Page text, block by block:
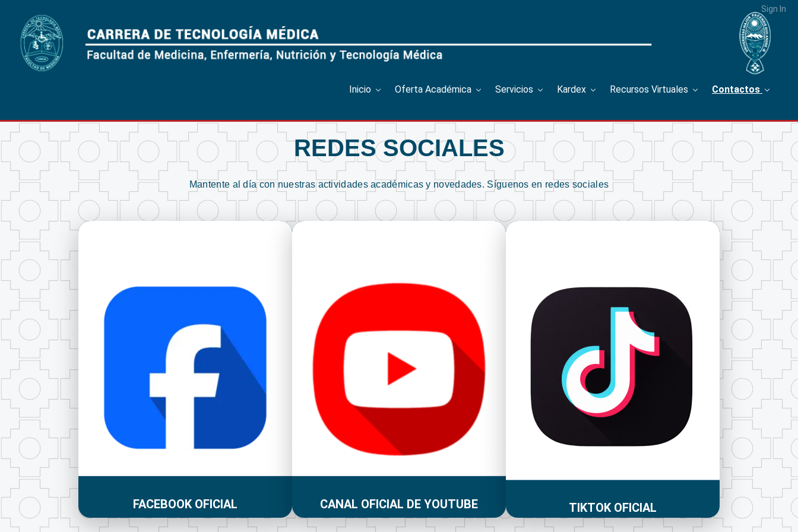
Sign In
Inicio Oferta Académica Servicios Kardex Recursos Virtuales Contactos
REDES SOCIALES
Mantente al día con nuestras actividades académicas y novedades. Síguenos en redes sociales
FACEBOOK OFICIAL CANAL OFICIAL DE YOUTUBE TIKTOK OFICIAL